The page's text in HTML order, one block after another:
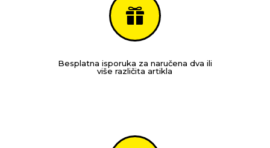

Besplatna isporuka za naručena dva ili
više različita artikla